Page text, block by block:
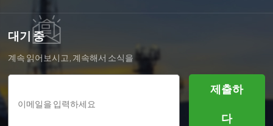
대기 중
계속 읽어보시고, 계속해서 소식을
받아보시고, 구독해 주세요. 여러분
니다.
제출하
다